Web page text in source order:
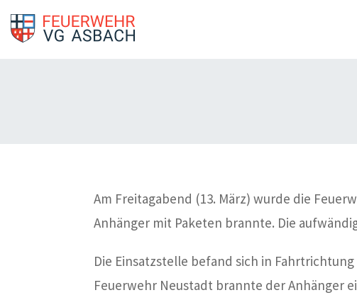
Am Freitagabend (13. März) wurde die
Anhänger mit Paketen brannte. Die
Die Einsatzstelle befand sich in
Feuerwehr Neustadt brannte der Anhänger